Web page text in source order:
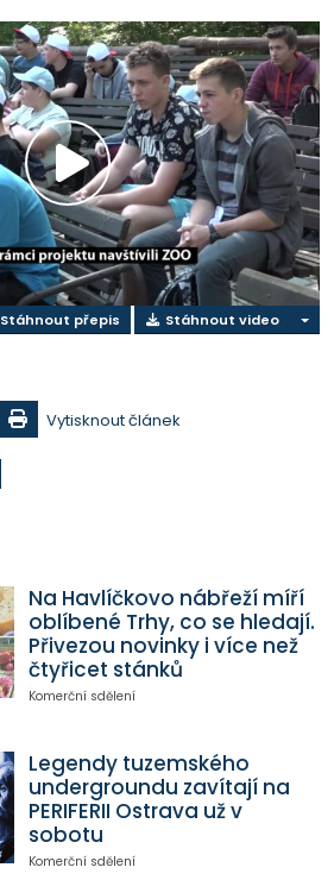
Přehrát
video
Stáhnout přepis Stáhnout video
Vytisknout článek
Na Havlíčkovo nábřeží míří
oblíbené Trhy, co se hledají.
Přivezou novinky i více než
čtyřicet stánků
Komerční sdělení
Legendy tuzemského
undergroundu zavítají na
PERIFERII Ostrava už v
sobotu
Komerční sdělení